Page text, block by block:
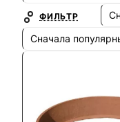
ФИЛЬТР
Сначала